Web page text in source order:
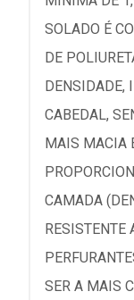
SOLADO É
DE
DENSIDADE,
CABEDAL,
MAIS MACIA
CAMADA
RESISTENTE
SER A MAIS